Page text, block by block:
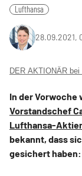
Lufthansa
28.09.2021,
DER AKTIONÄR
In der Vorwoche
Vorstandschef
Lufthansa-
bekannt, dass
gesichert haben: